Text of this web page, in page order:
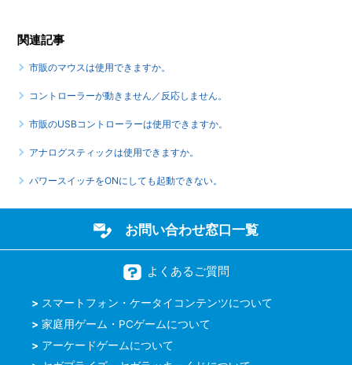
関連記事
市販のマウスは使用できますか。
コントローラーが動きません／反応しません。
市販のUSBコントローラーは使用できますか。
アナログスティックは使用できますか。
パワースイッチをONにしても起動できない。
お問い合わせ窓口一覧
よくあるご質問
スマートフォン・ケータイコンテンツについて
家庭用ゲーム・PCゲームについて
アーケードゲームについて